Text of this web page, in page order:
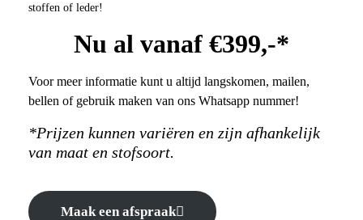
stoffen of leder!
Nu al vanaf €399,-*
Voor meer informatie kunt u altijd langskomen, mailen,
bellen of gebruik maken van ons Whatsapp nummer!
*Prijzen kunnen variëren en zijn afhankelijk
van maat en stofsoort.
Maak een afspraak